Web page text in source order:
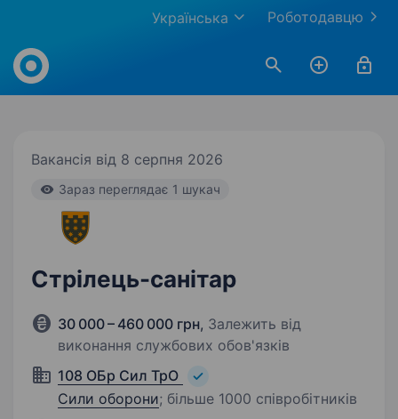
Роботодавцю
Українська
Work.ua
Вакансія від 8 серпня 2026
Зараз переглядає 1 шукач
Стрілець-санітар
30 000 – 460 000 грн, Залежить від
виконання службових обов'язків
108 ОБр Сил ТрО
Сили оборони; більше 1000 співробітників